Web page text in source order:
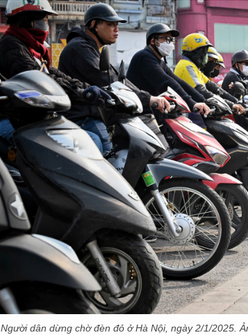
Người dân dừng chờ đèn đỏ ở Hà Nội, ngày 2/1/2025.